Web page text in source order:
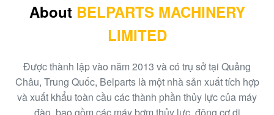
Bộ điều chỉnh bơm thủy lực Hitachi Excavator EX300-
Phụ tùng điều chỉnh máy xúc Hitachi EX200 HPV116
19070528
Bộ điều chỉnh bơm thủy lực K3V63DT, Bộ phận bơm
About BELPARTS MACHINERY
LIMITED
Được thành lập vào năm 2013 và có trụ sở tại Quảng
Châu, Trung Quốc, Belparts là một nhà sản xuất tích hợp
và xuất khẩu toàn cầu các thành phần thủy lực của máy
đào, bao gồm các máy bơm thủy lực, động cơ di